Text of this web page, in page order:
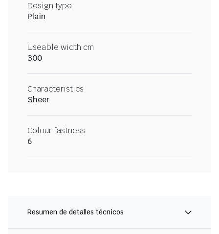
Design type
Plain
Useable width cm
300
Characteristics
Sheer
Colour fastness
6
Resumen de detalles técnicos